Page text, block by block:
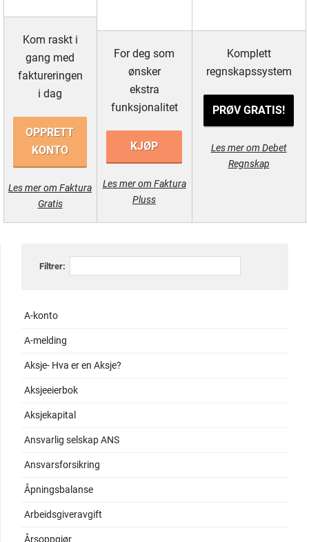
Kom raskt i
gang med
faktureringen
i dag
OPPRETT
KONTO
Les mer om Faktura
Gratis
For deg som
ønsker
ekstra
funksjonalitet
KJØP
Les mer om Faktura
Pluss
Komplett
regnskapssystem
PRØV GRATIS!
Les mer om Debet
Regnskap
Filtrer:
A-konto
A-melding
Aksje- Hva er en Aksje?
Aksjeeierbok
Aksjekapital
Ansvarlig selskap ANS
Ansvarsforsikring
Åpningsbalanse
Arbeidsgiveravgift
Årsoppgjør